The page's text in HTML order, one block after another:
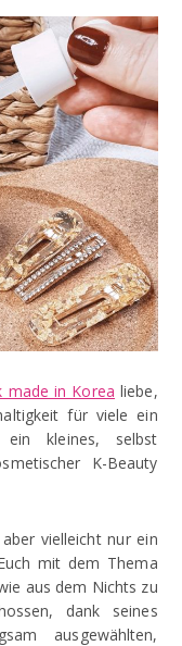
made in Korea liebe,
für viele ein
kleines, selbst
K-Beauty
vielleicht nur ein
mit dem Thema
aus dem Nichts zu
dank seines
ausgewählten,